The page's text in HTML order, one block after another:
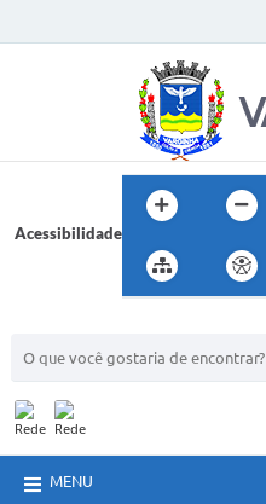
Acessibilidade
MENU